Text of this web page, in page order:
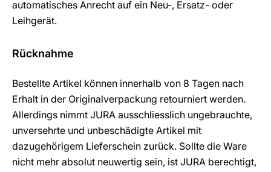
automatisches Anrecht auf ein Neu-, Ersatz- oder
Leihgerät.
Rücknahme
Bestellte Artikel können innerhalb von 8 Tagen nach
Erhalt in der Originalverpackung retourniert werden.
Allerdings nimmt JURA ausschliesslich ungebrauchte,
unversehrte und unbeschädigte Artikel mit
dazugehörigem Lieferschein zurück. Sollte die Ware
nicht mehr absolut neuwertig sein, ist JURA berechtigt,